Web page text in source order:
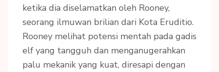
ketika dia diselamatkan oleh Rooney,
seorang ilmuwan brilian dari Kota Eruditio.
Rooney melihat potensi mentah pada gadis
elf yang tangguh dan menganugerahkan
palu mekanik yang kuat, diresapi dengan